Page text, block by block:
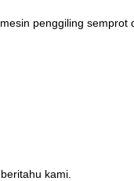
penggiling
kami.